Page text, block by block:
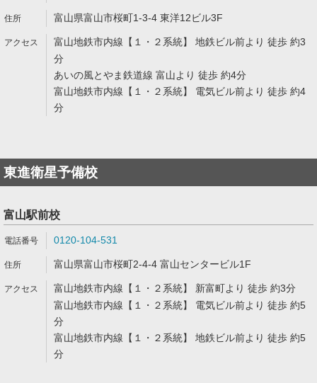
富山県富山市桜町1-3-4 東洋12ビル3F
富山地鉄市内線【１・２系統】 地鉄ビル前より 徒歩 約3
分
あいの風とやま鉄道線 富山より 徒歩 約4分
富山地鉄市内線【１・２系統】 電気ビル前より 徒歩 約4
分
東進衛星予備校
富山駅前校
0120-104-531
富山県富山市桜町2-4-4 富山センタービル1F
富山地鉄市内線【１・２系統】 新富町より 徒歩 約3分
富山地鉄市内線【１・２系統】 電気ビル前より 徒歩 約5
分
富山地鉄市内線【１・２系統】 地鉄ビル前より 徒歩 約5
分